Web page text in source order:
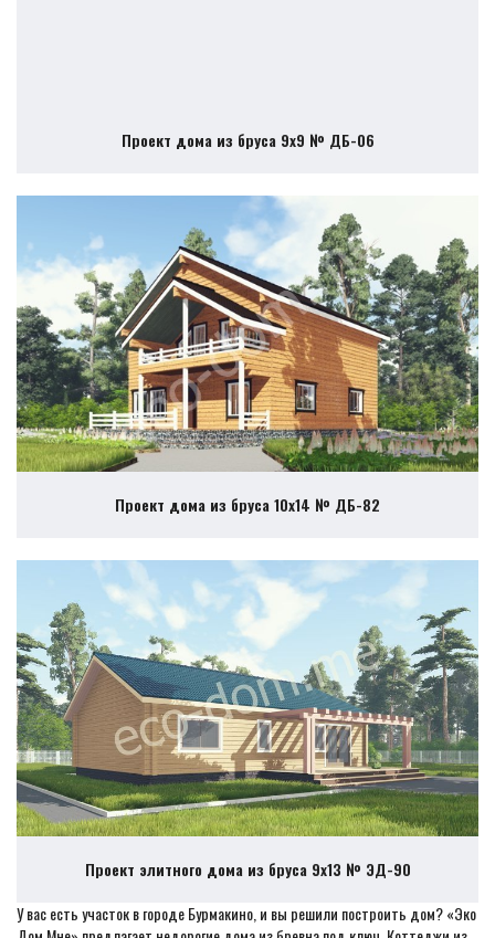
Проект дома из бруса 9х9 № ДБ-06
Проект дома из бруса 10х14 № ДБ-82
Проект элитного дома из бруса 9х13 № ЭД-90
У вас есть участок в городе Бурмакино, и вы решили построить дом? «Эко